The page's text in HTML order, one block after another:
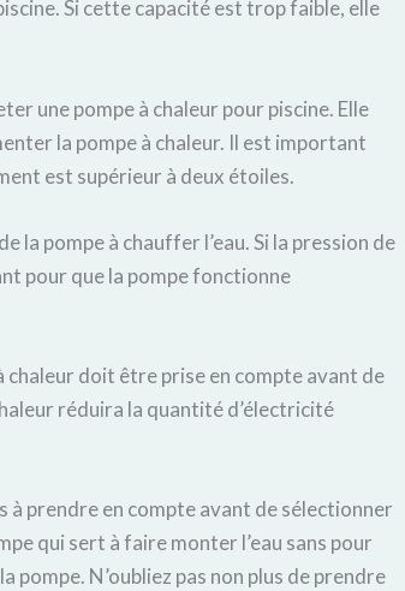
Si cette capacité est trop faible, elle
une pompe à chaleur pour piscine. Elle
la pompe à chaleur. Il est important
est supérieur à deux étoiles.
la pompe à chauffer l’eau. Si la pression de
pour que la pompe fonctionne
doit être prise en compte avant de
réduira la quantité d’électricité
prendre en compte avant de sélectionner
qui sert àfaire monter l’eau sans pour
N’oubliez pas non plus de prendre